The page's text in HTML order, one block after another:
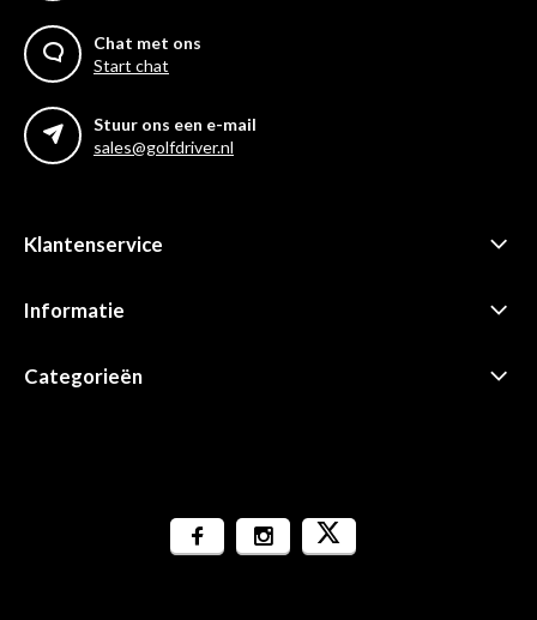
Chat met ons
Start chat
Stuur ons een e-mail
sales@golfdriver.nl
Klantenservice
Informatie
Categorieën